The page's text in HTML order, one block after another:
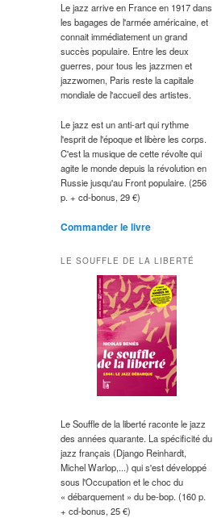
Le jazz arrive en France en 1917 dans
les bagages de l'armée américaine, et
connait immédiatement un grand
succès populaire. Entre les deux
guerres, pour tous les jazzmen et
jazzwomen, Paris reste la capitale
mondiale de l'accueil des artistes.
Le jazz est un anti-art qui rythme
l'esprit de l'époque et libère les corps.
C'est la musique de cette révolte qui
agite le monde depuis la révolution en
Russie jusqu'au Front populaire. (256
p. + cd-bonus, 29 €)
Commander le livre
LE SOUFFLE DE LA LIBERTÉ
Le Souffle de la liberté raconte le jazz
des années quarante. La spécificité du
jazz français (Django Reinhardt,
Michel Warlop,...) qui s'est développé
sous l'Occupation et le choc du
« débarquement » du be-bop. (160 p.
+ cd-bonus, 25 €)